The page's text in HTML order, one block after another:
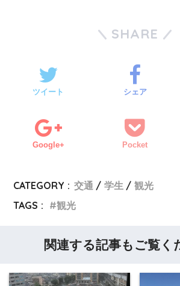
SHARE
ツイート シェア
Google+ Pocket
CATEGORY : 交通 学生
観光
TAGS :
観光
関連する記事もご覧く